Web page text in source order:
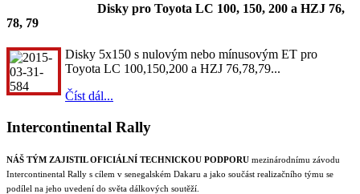
Disky pro Toyota LC 100, 150, 200 a HZJ 76,
78, 79
Disky 5x150 s nulovým nebo mínusovým ET pro
Toyota LC 100,150,200 a HZJ 76,78,79...
Číst dál...
Intercontinental Rally
NÁŠ TÝM ZAJISTIL OFICIÁLNÍ TECHNICKOU PODPORU mezinárodnímu závodu
Intercontinental Rally s cílem v senegalském Dakaru a jako součást realizačního týmu se
podílel na jeho uvedení do světa dálkových soutěží.